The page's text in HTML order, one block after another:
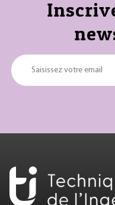
Saisissez votre email